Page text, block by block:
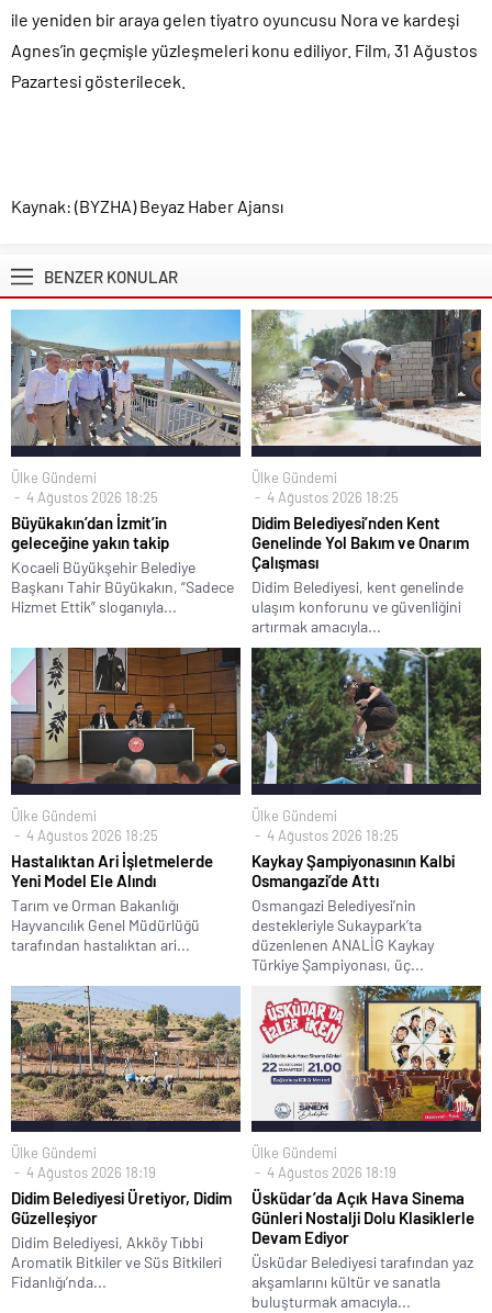
ile yeniden bir araya gelen tiyatro oyuncusu Nora ve kardeşi
Agnes’in geçmişle yüzleşmeleri konu ediliyor. Film, 31 Ağustos
Pazartesi gösterilecek.
Kaynak: (BYZHA) Beyaz Haber Ajansı
BENZER KONULAR
Ülke Gündemi
4 Ağustos 2026 18:25
Büyükakın’dan İzmit’in
geleceğine yakın takip
Kocaeli Büyükşehir Belediye
Başkanı Tahir Büyükakın, “Sadece
Hizmet Ettik” sloganıyla...
Ülke Gündemi
4 Ağustos 2026 18:25
Didim Belediyesi’nden Kent
Genelinde Yol Bakım ve Onarım
Çalışması
Didim Belediyesi, kent genelinde
ulaşım konforunu ve güvenliğini
artırmak amacıyla...
Ülke Gündemi
4 Ağustos 2026 18:25
Hastalıktan Ari İşletmelerde
Yeni Model Ele Alındı
Tarım ve Orman Bakanlığı
Hayvancılık Genel Müdürlüğü
tarafından hastalıktan ari...
Ülke Gündemi
4 Ağustos 2026 18:25
Kaykay Şampiyonasının Kalbi
Osmangazi’de Attı
Osmangazi Belediyesi’nin
destekleriyle Sukaypark’ta
düzenlenen ANALİG Kaykay
Türkiye Şampiyonası, üç...
Ülke Gündemi
4 Ağustos 2026 18:19
Didim Belediyesi Üretiyor, Didim
Güzelleşiyor
Didim Belediyesi, Akköy Tıbbi
Aromatik Bitkiler ve Süs Bitkileri
Fidanlığı’nda...
Ülke Gündemi
4 Ağustos 2026 18:19
Üsküdar’da Açık Hava Sinema
Günleri Nostalji Dolu Klasiklerle
Devam Ediyor
Üsküdar Belediyesi tarafından yaz
akşamlarını kültür ve sanatla
buluşturmak amacıyla...